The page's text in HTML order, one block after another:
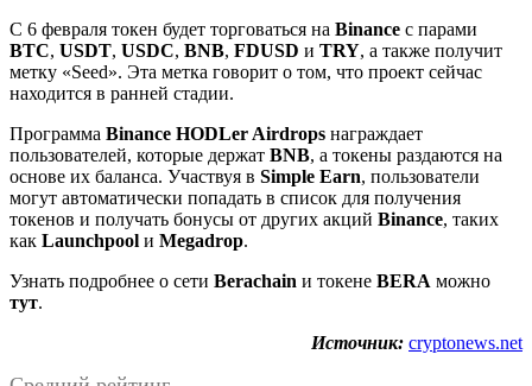
С 6 февраля токен будет торговаться на Binance с парами
BTC, USDT, USDC, BNB, FDUSD и TRY, а также получит
метку «Seed». Эта метка говорит о том, что проект сейчас
находится в ранней стадии.
Программа Binance HODLer Airdrops награждает
пользователей, которые держат BNB, а токены раздаются на
основе их баланса. Участвуя в Simple Earn, пользователи
могут автоматически попадать в список для получения
токенов и получать бонусы от других акций Binance, таких
как Launchpool и Megadrop.
Узнать подробнее о сети Berachain и токене BERA можно
тут.
Источник: cryptonews.net